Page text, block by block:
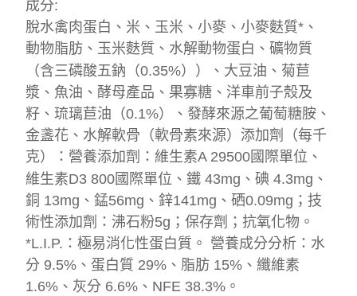
成分:
脫水禽肉蛋白、米、玉米、小麥、小麥麩質*、
動物脂肪、玉米麩質、水解動物蛋白、礦物質
（含三磷酸五鈉（0.35%））、大豆油、菊苣
漿、魚油、酵母產品、果寡糖、洋車前子殼及
籽、琉璃苣油（0.1%）、發酵來源之葡萄糖胺、
金盞花、水解軟骨（軟骨素來源）添加劑（每千
克）：營養添加劑：維生素A 29500國際單位、
維生素D3 800國際單位、鐵 43mg、碘 4.3mg、
銅 13mg、錳56mg、鋅141mg、硒0.09mg；技
術性添加劑：沸石粉5g；保存劑；抗氧化物。
*L.I.P.：極易消化性蛋白質。 營養成分分析：水
分 9.5%、蛋白質 29%、脂肪 15%、纖維素
1.6%、灰分 6.6%、NFE 38.3%。